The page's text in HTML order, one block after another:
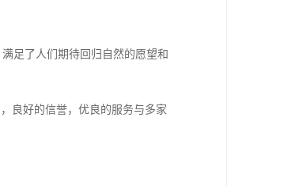
足了人们期待回归自然的愿望和
良好的信誉，优良的服务与多家